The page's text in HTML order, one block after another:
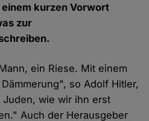
kurzen Vorwort
zur
ein Riese. Mit einem
so Adolf Hitler,
wie wir ihn erst
Auch der Herausgeber